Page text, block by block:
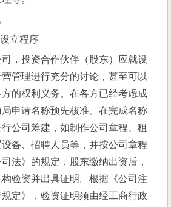
立程序
，投资合作伙伴（股东）应就设
管理进行充分的讨论，甚至可以
的权利义务。在各方已经考虑成
申请名称预先核准。在完成名称
公司筹建，如制作公司章程、租
备、招聘人员等，并按公司章程
法》的规定，股东缴纳出资后，
验资并出具证明。根据《公司注
定》，验资证明须由经工商行政